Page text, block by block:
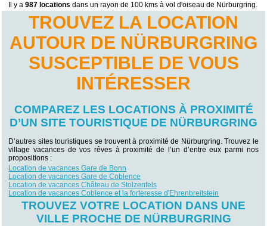
Il y a987 locations dans un rayon de 100 kms à vol d'oiseau de Nürburgring.
TROUVEZ LA LOCATION
AUTOUR DE NÜRBURGRING
SUSCEPTIBLE DE VOUS
INTÉRESSER
COMPAREZ LES LOCATIONS À PROXIMITÉ
D’UN SITE TOURISTIQUE DE NÜRBURGRING
D’autres sites touristiques se trouvent à proximité de Nürburgring. Trouvez le
village vacances de vos rêves à proximité de l’un d’entre eux parmi nos
propositions :
Location de vacances Gare de Bonn
Location de vacances Gare de Coblence
Location de vacances Château de Stolzenfels
Location de vacances Coblence et la forteresse d'Ehrenbreitstein
TROUVEZ VOTRE LOCATION DANS UNE
VILLE PROCHE DE NÜRBURGRING